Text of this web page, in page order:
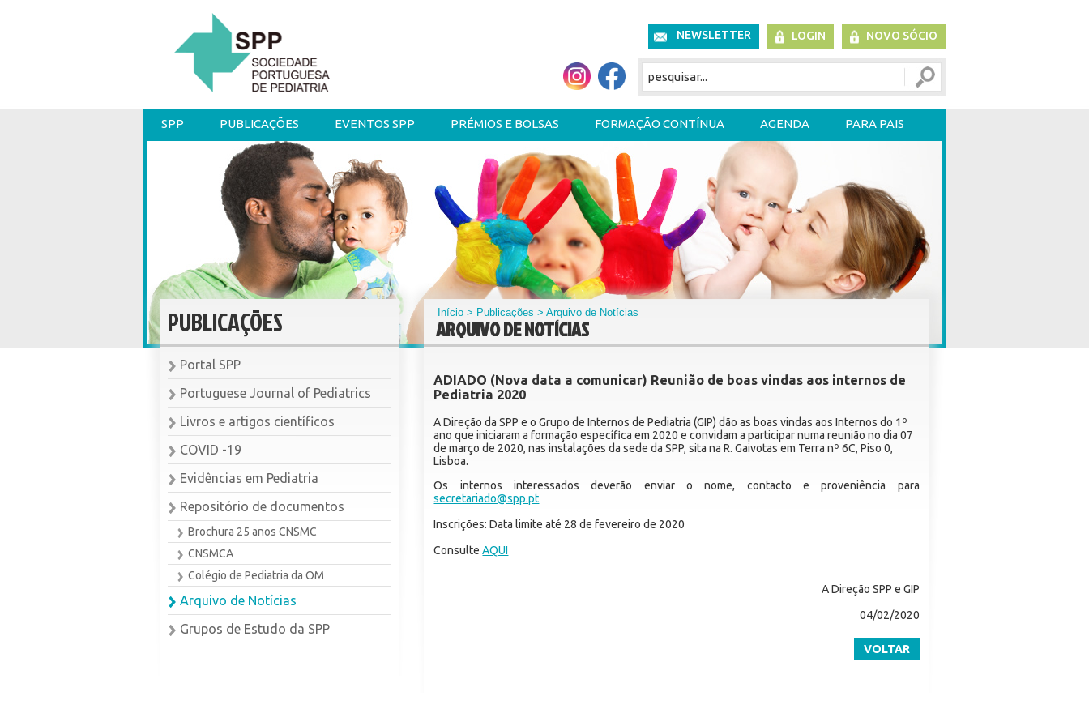
NEWSLETTER LOGIN NOVO SÓCIO
SPP PUBLICAÇÕES EVENTOS SPP PRÉMIOS E BOLSAS FORMAÇÃO CONTÍNUA AGENDA PARA PAIS
PUBLICAÇÕES
Portal SPP
Portuguese Journal of Pediatrics
Livros e artigos científicos
COVID -19
Evidências em Pediatria
Repositório de documentos
Brochura 25 anos CNSMC
CNSMCA
Colégio de Pediatria da OM
Arquivo de Notícias
Grupos de Estudo da SPP
Início > Publicações > Arquivo de Notícias
ARQUIVO DE NOTÍCIAS
ADIADO (Nova data a comunicar) Reunião de boas vindas aos internos de
Pediatria 2020
A Direção da SPP e o Grupo de Internos de Pediatria (GIP) dão as boas vindas aos Internos do 1º
ano que iniciaram a formação específica em 2020 e convidam a participar numa reunião no dia 07
de março de 2020, nas instalações da sede da SPP, sita na R. Gaivotas em Terra nº 6C, Piso 0,
Lisboa.
Os internos interessados deverão enviar o nome, contacto e proveniência para
secretariado@spp.pt
Inscrições: Data limite até 28 de fevereiro de 2020
ConsulteAQUI
A Direção SPP e GIP
04/02/2020
VOLTAR